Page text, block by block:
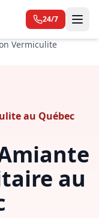
24/7
Vermiculite
au Québec
au